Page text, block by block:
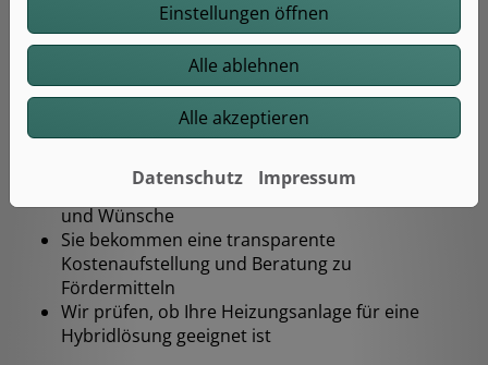
Persönliche Beratung und individuelle Planung
Wir sprechen mit Ihnen über Ihre Vorstellungen
und Wünsche
Sie bekommen eine transparente
Kostenaufstellung und Beratung zu
Fördermitteln
Wir prüfen, ob Ihre Heizungsanlage für eine
Hybridlösung geeignet ist
Einstellungen öffnen
Alle ablehnen
Alle akzeptieren
Datenschutz Impressum